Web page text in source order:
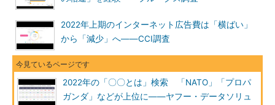
2022年上期のインターネット広告費は「横ばい」
から「減少」へ――CCI調査
2022年の「〇〇とは」検索 「NATO」「プロパ
ガンダ」などが上位に――ヤフー・データソリュ